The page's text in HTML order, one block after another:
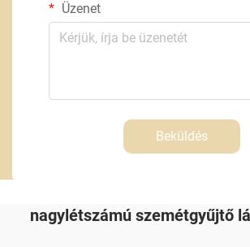
Üzenet
Beküldés
nagylétszámú szemétgyűjtő